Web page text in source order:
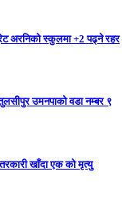
अरनिको स्कुलमा +2 पढ्ने रहर
उमनपाको वडा नम्बर ९
खाँदा एक को मृत्यु